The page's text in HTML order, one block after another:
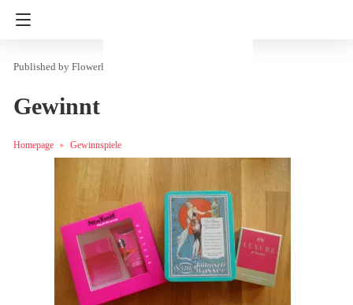
Flowerly
Gewinnt ein Duftset
Homepage Gewinnspiele